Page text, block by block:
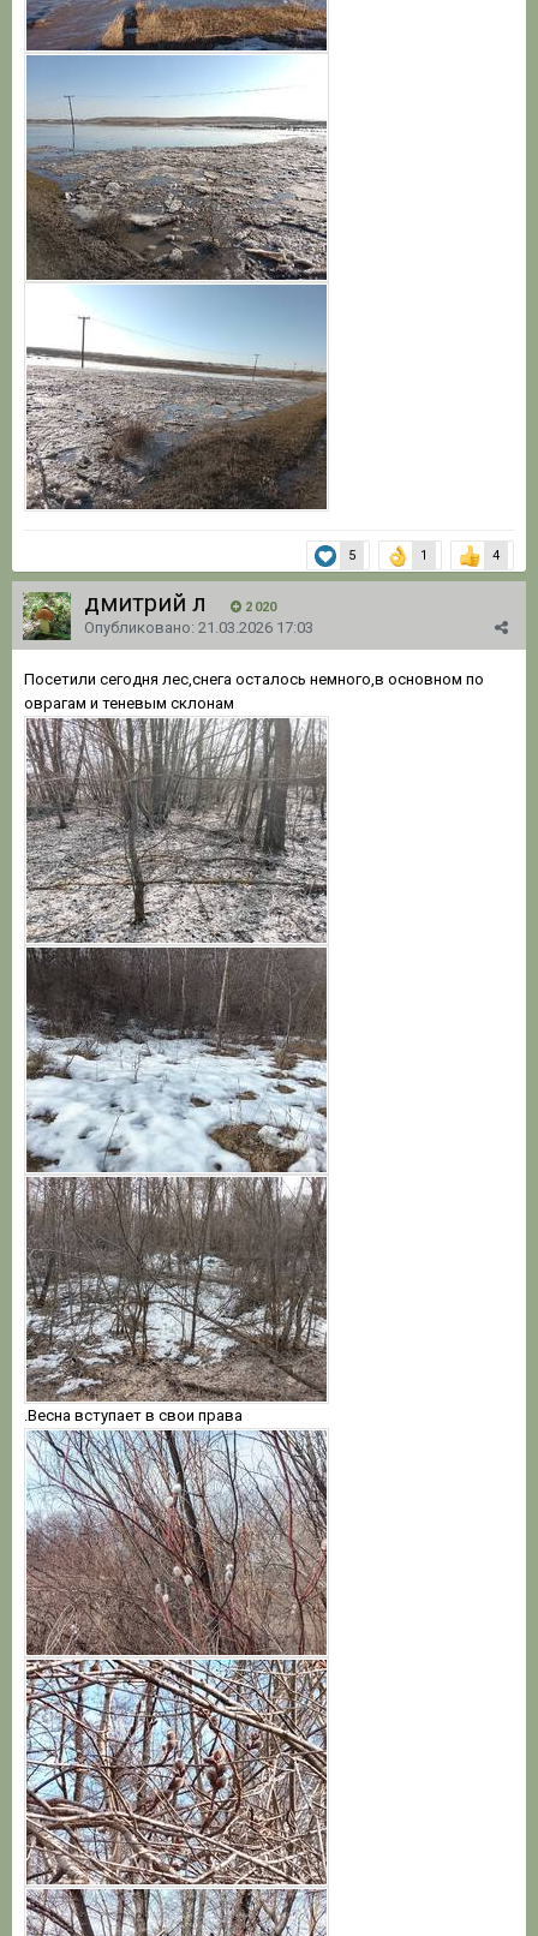
5 1 4
дмитрий л 2 020
Опубликовано: 21.03.2026 17:03
Посетили сегодня лес,снега осталось немного,в основном по
оврагам и теневым склонам
.Весна вступает в свои права